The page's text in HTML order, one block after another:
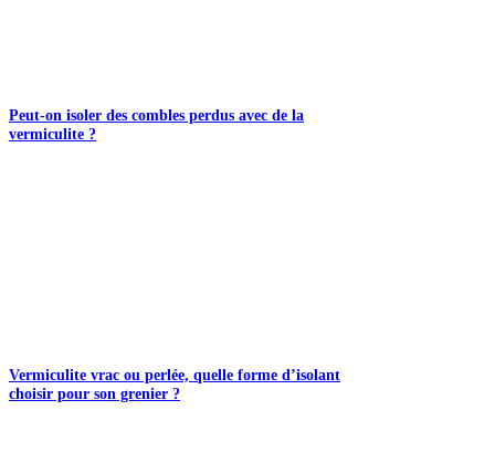
Peut-on isoler des combles perdus avec de la
vermiculite ?
Vermiculite vrac ou perlée, quelle forme d’isolant
choisir pour son grenier ?